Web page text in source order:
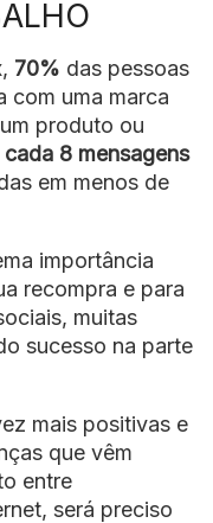
70% das pessoas
com uma marca
produto ou
cada 8 mensagens
em menos de
importância
recompra e para
muitas
sucesso na parte
mais positivas e
que vêm
entre
será preciso